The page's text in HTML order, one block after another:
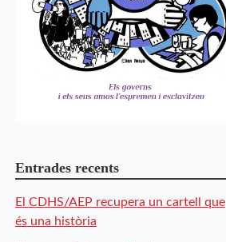
Entrades recents
El CDHS/AEP recupera un cartell que
és una història